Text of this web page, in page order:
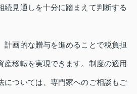
続見通しを十分に踏まえて判断する
計画的な贈与を進めることで税負担
産移転を実現できます。制度の適用
については、専門家へのご相談もご